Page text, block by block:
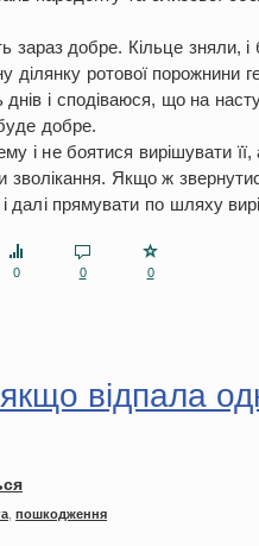
зараз добре. Кільце зняли, і
ділянку ротової порожнини
і сподіваюся, що на
добре.
і не боятися вирішувати
зволікання. Якщо ж
прямувати по шляху
0
0 0
відпала
пошкодження